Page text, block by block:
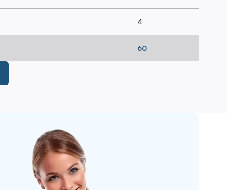
4
60